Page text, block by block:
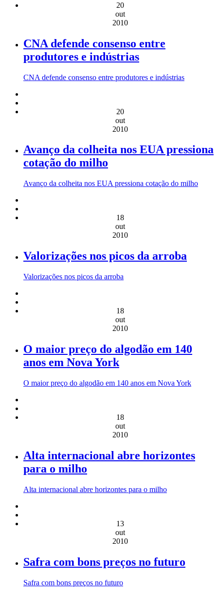
20
out
2010
CNA defende consenso entre
produtores e indústrias
CNA defende consenso entre produtores e indústrias
20
out
2010
Avanço da colheita nos EUA pressiona
cotação do milho
Avanço da colheita nos EUA pressiona cotação do milho
18
out
2010
Valorizações nos picos da arroba
Valorizações nos picos da arroba
18
out
2010
O maior preço do algodão em 140
anos em Nova York
O maior preço do algodão em 140 anos em Nova York
18
out
2010
Alta internacional abre horizontes
para o milho
Alta internacional abre horizontes para o milho
13
out
2010
Safra com bons preços no futuro
Safra com bons preços no futuro